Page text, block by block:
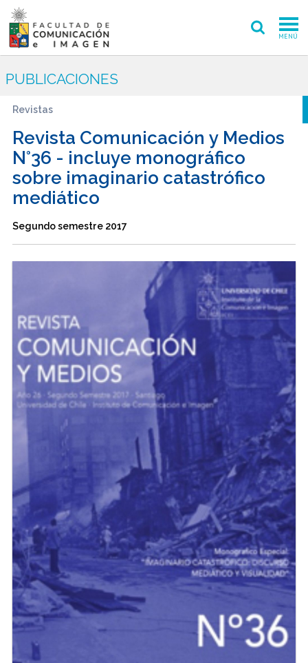
MENÚ
POSTGRADO
INVESTIGACIÓN CREACIÓN
INTERNACIONAL
CINE Y TV
Estudiantes Académicos Egresados
PUBLICACIONES
Revistas
Revista Comunicación y Medios
N°36 - incluye monográfico
sobre imaginario catastrófico
mediático
Segundo semestre 2017